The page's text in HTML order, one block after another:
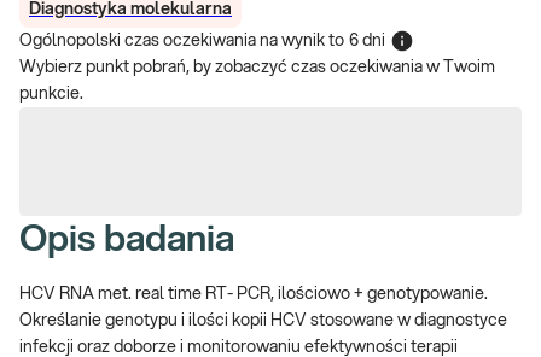
Diagnostyka molekularna
Ogólnopolski czas oczekiwania na wynik to 6 dni
Wybierz punkt pobrań, by zobaczyć czas oczekiwania w Twoim
punkcie.
Opis badania
HCV RNA met. real time RT- PCR, ilościowo + genotypowanie.
Określanie genotypu i ilości kopii HCV stosowane w diagnostyce
infekcji oraz doborze i monitorowaniu efektywności terapii